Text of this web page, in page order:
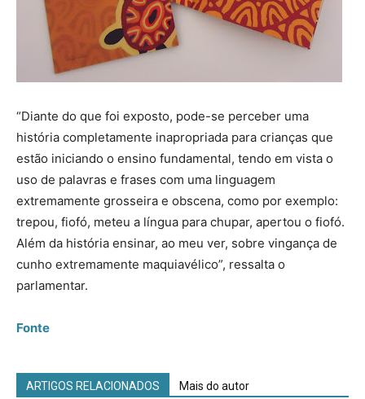
“Diante do que foi exposto, pode-se perceber uma
história completamente inapropriada para crianças que
estão iniciando o ensino fundamental, tendo em vista o
uso de palavras e frases com uma linguagem
extremamente grosseira e obscena, como por exemplo:
trepou, fiofó, meteu a língua para chupar, apertou o fiofó.
Além da história ensinar, ao meu ver, sobre vingança de
cunho extremamente maquiavélico”, ressalta o
parlamentar.
Fonte
ARTIGOS RELACIONADOS Mais do autor